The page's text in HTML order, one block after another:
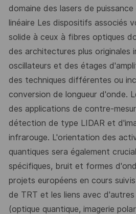
domaine des lasers de
linéaire Les dispositifs associés
solide à ceux à fibres optiques
des architectures plus originales
oscillateurs et des étages
des techniques différentes ou
conversion de longueur d'onde.
des applications de contre-
détection de type LIDAR et
infrarouge. L'orientation des
quantiques sera également
spécifiques, bruit et formes
projets européens en cours
de TRT et les liens avec
(optique quantique, imagerie